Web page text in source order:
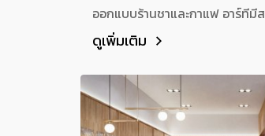
ออกแบบร้านชาและกาแฟ อาร์ทีมีส
ดูเพิ่มเติม